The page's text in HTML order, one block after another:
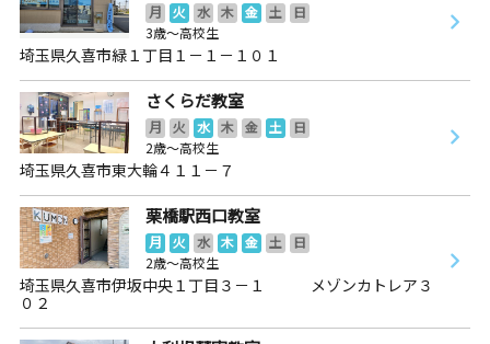
月 火 水 木 金 土
日
3歳～高校生
埼玉県久喜市緑１丁目１－１－１０１
さくらだ教室
月 火 水 木 金 土
日
2歳～高校生
埼玉県久喜市東大輪４１１－７
栗橋駅西口教室
月 火 水 木 金 土
日
2歳～高校生
埼玉県久喜市伊坂中央１丁目３－１ メゾンカトレア３
０２